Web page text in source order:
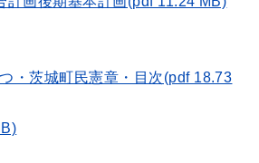
・茨城町民憲章・目次(pdf 18.73